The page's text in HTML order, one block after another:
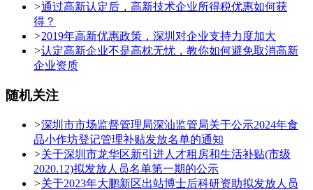
>通过高新认定后，高新技术企业所得税优惠如何获
得？
>2019年高新优惠政策，深圳对企业支持力度加大
>认定高新企业不是高枕无忧，教你如何避免取消高新
企业资质
随机关注
>深圳市市场监督管理局深汕监管局关于公示2024年食
品小作坊登记管理补贴发放名单的通知
>关于深圳市龙华区新引进人才租房和生活补贴(市级
2020.12)拟发放人员名单第一期的公示
>关于2023年大鹏新区出站博士后科研资助拟发放人员